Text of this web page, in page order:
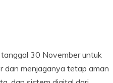
30 November untuk
dan menjaganya tetap aman